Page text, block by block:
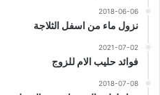
2018-06-06
نزول ماء من اسفل الثلاجة
2021-07-02
فوائد حليب الام للزوج
2018-07-08